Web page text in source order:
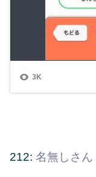
212: 名無しさん